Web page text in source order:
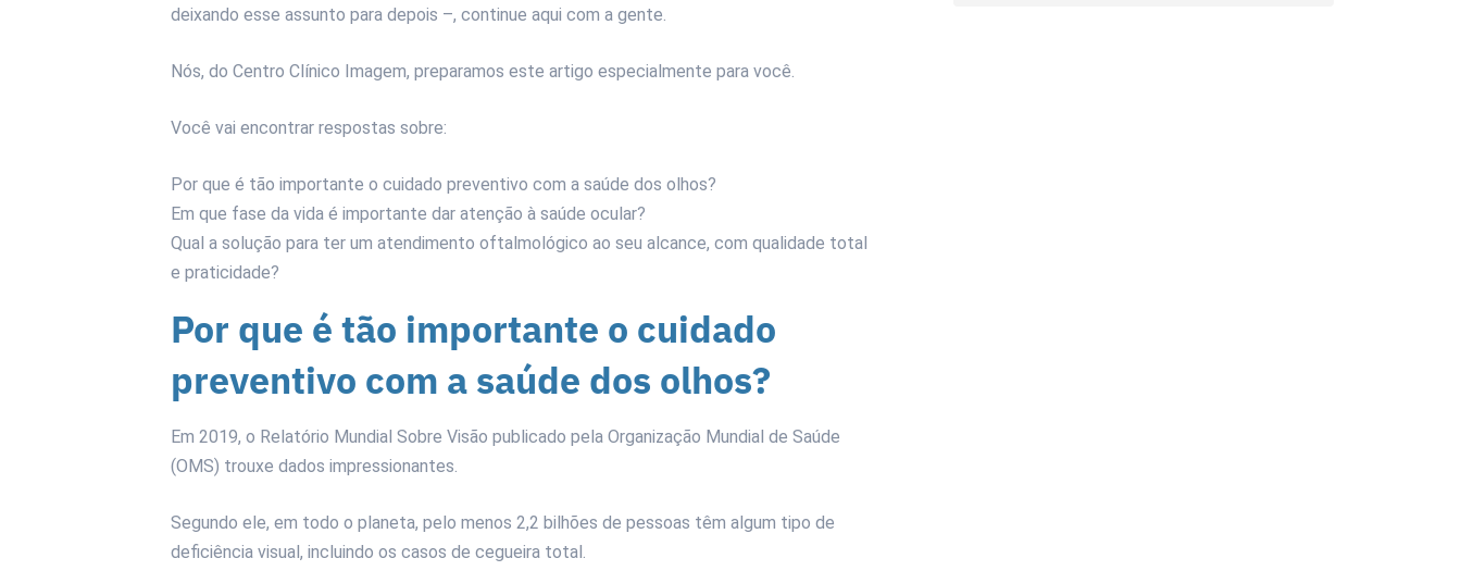
deixando esse assunto para depois –, continue aqui com a gente.
Nós, do Centro Clínico Imagem, preparamos este artigo especialmente para você.
Você vai encontrar respostas sobre:
Por que é tão importante o cuidado preventivo com a saúde dos olhos?
Em que fase da vida é importante dar atenção à saúde ocular?
Qual a solução para ter um atendimento oftalmológico ao seu alcance, com qualidade total
e praticidade?
Por que é tão importante o cuidado
preventivo com a saúde dos olhos?
Em 2019, o Relatório Mundial Sobre Visão publicado pela Organização Mundial de Saúde
(OMS) trouxe dados impressionantes.
Segundo ele, em todo o planeta, pelo menos 2,2 bilhões de pessoas têm algum tipo de
deficiência visual, incluindo os casos de cegueira total.